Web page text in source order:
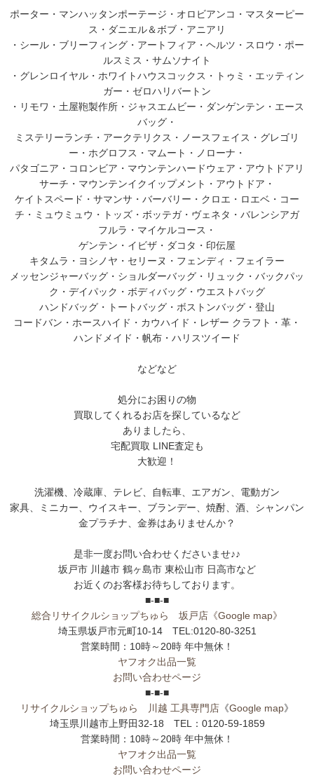
ポーター・マンハッタンポーテージ・オロビアンコ・マスターピー
ス・ダニエル＆ボブ・アニアリ
・シール・ブリーフィング・アートフィア・ヘルツ・スロウ・ポー
ルスミス・サムソナイト
・グレンロイヤル・ホワイトハウスコックス・トゥミ・エッティン
ガー・ゼロハリバートン
・リモワ・土屋鞄製作所・ジャスエムビー・ダンゲンテン・エース
バッグ・
ミステリーランチ・アークテリクス・ノースフェイス・グレゴリ
ー・ホグロフス・マムート・ノローナ・
パタゴニア・コロンビア・マウンテンハードウェア・アウトドアリ
サーチ・マウンテンイクイップメント・アウトドア・
ケイトスペード・サマンサ・バーバリー・クロエ・ロエベ・コー
チ・ミュウミュウ・トッズ・ボッテガ・ヴェネタ・バレンシアガ
フルラ・マイケルコース・
ゲンテン・イビザ・ダコタ・印伝屋
キタムラ・ヨシノヤ・セリーヌ・フェンディ・フェイラー
メッセンジャーバッグ・ショルダーバッグ・リュック・バックパッ
ク・デイパック・ボディバッグ・ウエストバッグ
ハンドバッグ・トートバッグ・ボストンバッグ・登山
コードバン・ホースハイド・カウハイド・レザー クラフト・革・
ハンドメイド・帆布・ハリスツイード
などなど
処分にお困りの物
買取してくれるお店を探しているなど
ありましたら、
宅配買取 LINE査定も
大歓迎！
洗濯機、冷蔵庫、テレビ、自転車、エアガン、電動ガン
家具、ミニカー、ウイスキー、ブランデー、焼酎、酒、シャンパン
金プラチナ、金券はありませんか？
是非一度お問い合わせくださいませ♪♪
坂戸市 川越市 鶴ヶ島市 東松山市 日高市など
お近くのお客様お待ちしております。
■-■-■
総合リサイクルショップちゅら 坂戸店 《Google map》
埼玉県坂戸市元町10-14 TEL:0120-80-3251
営業時間：10時～20時 年中無休！
ヤフオク出品一覧
お問い合わせページ
■-■-■
リサイクルショップちゅら 川越 工具専門店 《Google map》
埼玉県川越市上野田32-18 TEL：0120-59-1859
営業時間：10時～20時 年中無休！
ヤフオク出品一覧
お問い合わせページ